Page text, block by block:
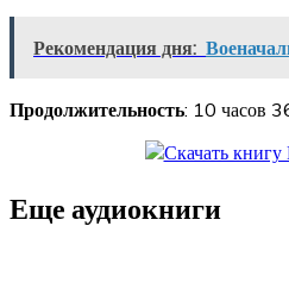
Рекомендация дня:
Продолжительность: 10 часов
Еще аудиокниги